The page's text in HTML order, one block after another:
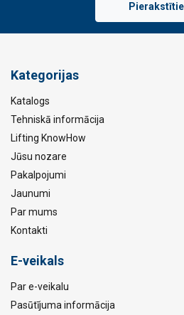
Kategorijas
Katalogs
Tehniskā informācija
Lifting KnowHow
Jūsu nozare
Pakalpojumi
Jaunumi
Par mums
Kontakti
E-veikals
Par e-veikalu
Pasūtījuma informācija